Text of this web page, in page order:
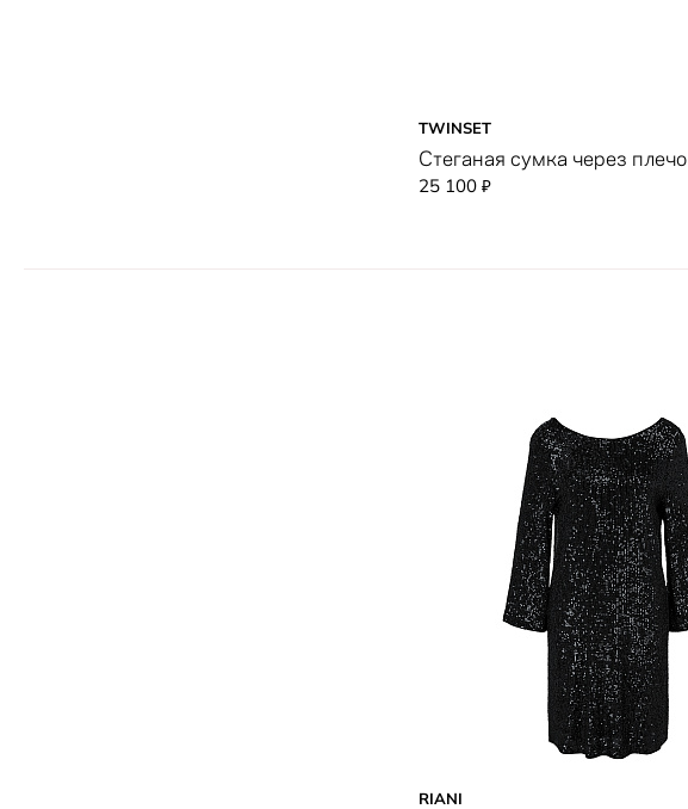
TWINSET
Стеганая сумка через плечо
25 100 ₽
RIANI